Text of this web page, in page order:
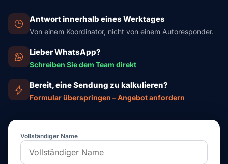
Antwort innerhalb eines Werktages
Von einem Koordinator, nicht von einem Autoresponder.
Lieber WhatsApp?
Schreiben Sie dem Team direkt
Bereit, eine Sendung zu kalkulieren?
Formular überspringen – Angebot anfordern
Vollständiger Name